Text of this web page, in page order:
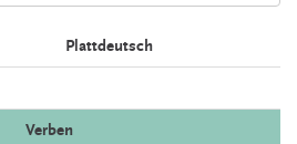
Plattdeutsch
Verben